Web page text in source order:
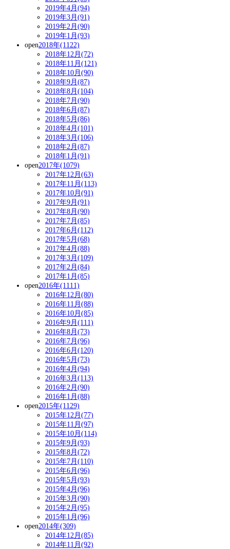
2019年4月(94)
2019年3月(91)
2019年2月(90)
2019年1月(93)
open2018年(1122)
2018年12月(72)
2018年11月(121)
2018年10月(90)
2018年9月(87)
2018年8月(104)
2018年7月(90)
2018年6月(87)
2018年5月(86)
2018年4月(101)
2018年3月(106)
2018年2月(87)
2018年1月(91)
open2017年(1079)
2017年12月(63)
2017年11月(113)
2017年10月(91)
2017年9月(91)
2017年8月(90)
2017年7月(85)
2017年6月(112)
2017年5月(68)
2017年4月(88)
2017年3月(109)
2017年2月(84)
2017年1月(85)
open2016年(1111)
2016年12月(80)
2016年11月(88)
2016年10月(85)
2016年9月(111)
2016年8月(73)
2016年7月(96)
2016年6月(120)
2016年5月(73)
2016年4月(94)
2016年3月(113)
2016年2月(90)
2016年1月(88)
open2015年(1129)
2015年12月(77)
2015年11月(97)
2015年10月(114)
2015年9月(93)
2015年8月(72)
2015年7月(110)
2015年6月(96)
2015年5月(93)
2015年4月(96)
2015年3月(90)
2015年2月(95)
2015年1月(96)
open2014年(309)
2014年12月(85)
2014年11月(92)